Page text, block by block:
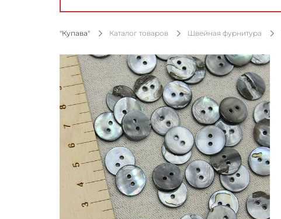
"Купава" Каталог товаров Швейная фурнитура